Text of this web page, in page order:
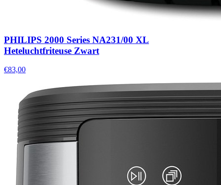
PHILIPS 2000 Series NA231/00 XL
Heteluchtfriteuse Zwart
€83,00